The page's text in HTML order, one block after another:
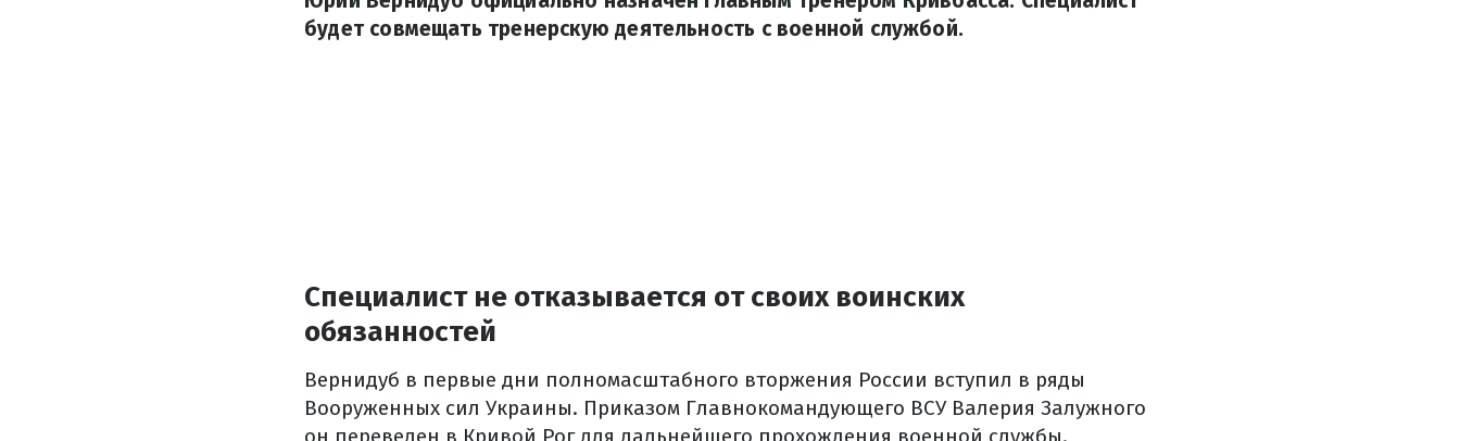
будет совмещать тренерскую деятельность с военной службой.
Специалист не отказывается от своих воинских
обязанностей
Вернидуб в первые дни полномасштабного вторжения России вступил в ряды
Вооруженных сил Украины. Приказом Главнокомандующего ВСУ Валерия Залужного